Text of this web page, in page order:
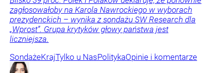
zagłosowałoby na Karola Nawrockiego w wyborach
prezydenckich – wynika z sondażu SW Research dla
„Wprost”. Grupa krytyków głowy państwa jest
liczniejsza.
SondażeKrajTylko u NasPolitykaOpinie i komentarze